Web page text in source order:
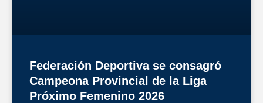
Federación Deportiva se consagró
Campeona Provincial de la Liga
Próximo Femenino 2026